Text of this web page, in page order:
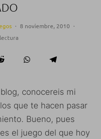
· 8 noviembre, 2010 ·
conocereis mi
que te hacen pasar
Bueno, pues
el juego del que hoy